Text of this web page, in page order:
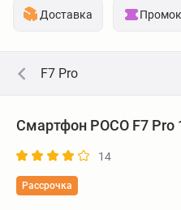
Доставка
F7 Pro
Смартфон POCO F7
14
Рассрочка